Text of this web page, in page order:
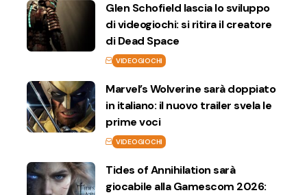
Glen Schofield lascia lo sviluppo
di videogiochi: si ritira il creatore
di Dead Space
VIDEOGIOCHI
Marvel’s Wolverine sarà doppiato
in italiano: il nuovo trailer svela le
prime voci
VIDEOGIOCHI
Tides of Annihilation sarà
giocabile alla Gamescom 2026: